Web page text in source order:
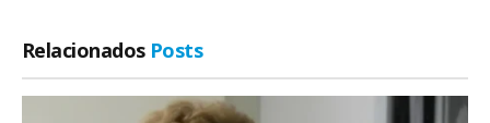
Relacionados Posts